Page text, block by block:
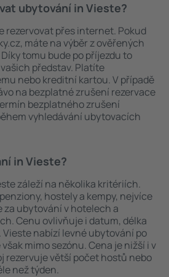
ubytování in Vieste?
rezervovat přes internet. Pokud
máte na výběr z ověřených
tomu bude po příjezdu to
představ. Platíte
nebo kreditní kartou. V případě
na bezplatné zrušení rezervace
bezplatného zrušení
vyhledávání ubytovacích
in Vieste?
záleží na několika kritériích.
hostely a kempy, nejvíce
ubytování v hotelech a
Cenu ovlivňuje i datum, délka
nabízí levné ubytování po
mimo sezónu. Cena je nižší i v
rezervuje větší počet hostů nebo
než týden.